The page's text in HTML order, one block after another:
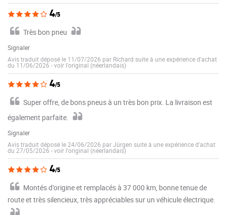
4/5
Très bon pneu
Signaler
Avis traduit déposé le 11/07/2026 par Richard suite à une expérience d'achat
du 11/06/2026 -voir l'original (néerlandais)
4/5
Super offre, de bons pneus à un très bon prix. La livraison est
également parfaite.
Signaler
Avis traduit déposé le 24/06/2026 par Jürgen suite à une expérience d'achat
du 27/05/2026 -voir l'original (néerlandais)
4/5
Montés d’origine et remplacés à 37 000 km, bonne tenue de
route et très silencieux, très appréciables sur un véhicule électrique.